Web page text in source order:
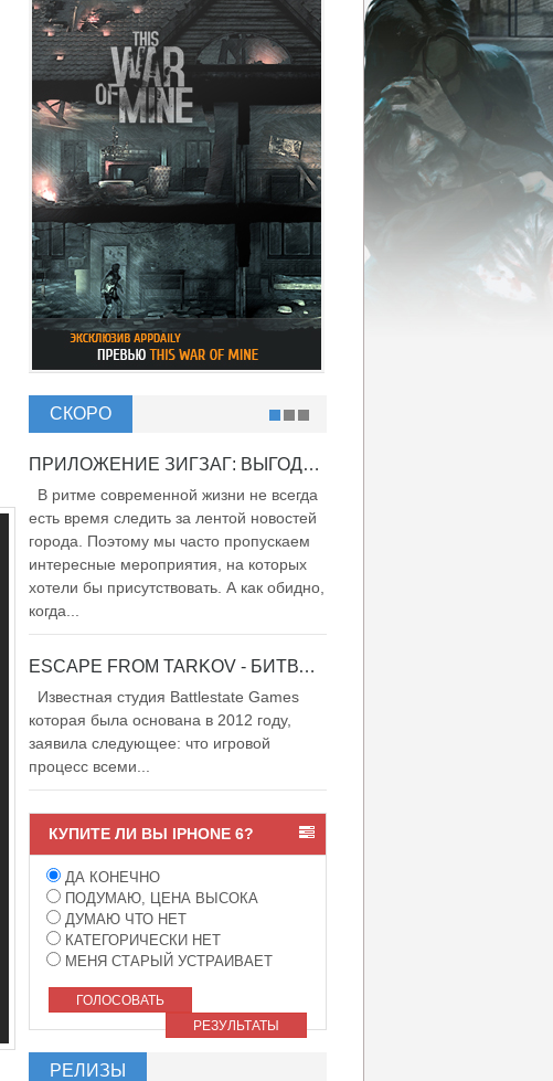
СКОРО
ПРИЛОЖЕНИЕ ЗИГЗАГ: ВЫГОДНО ВДВОЙНЕ!
В ритме современной жизни не всегда
есть время следить за лентой новостей
города. Поэтому мы часто пропускаем
интересные мероприятия, на которых
хотели бы присутствовать. А как обидно,
когда...
ESCAPE FROM TARKOV - БИТВА ЗА ТАРКОВ
Известная студия Battlestate Games
которая была основана в 2012 году,
заявила следующее: что игровой
процесс всеми...
КУПИТЕ ЛИ ВЫ IPHONE 6?
ДА КОНЕЧНО
ПОДУМАЮ, ЦЕНА ВЫСОКА
ДУМАЮ ЧТО НЕТ
КАТЕГОРИЧЕСКИ НЕТ
МЕНЯ СТАРЫЙ УСТРАИВАЕТ
ГОЛОСОВАТЬ
РЕЗУЛЬТАТЫ
РЕЛИЗЫ